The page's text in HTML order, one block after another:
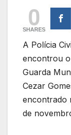
0
SHARES
A Polícia
encontrou
Guarda
Cezar
encontrado
de